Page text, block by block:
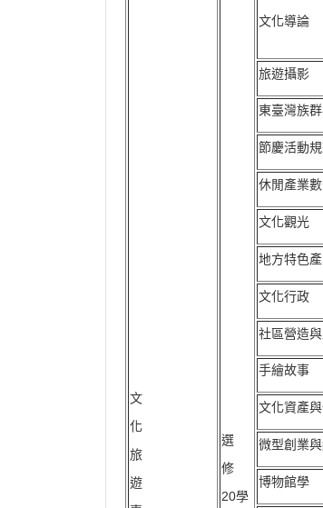
文
化
旅
遊
選
修
20學
文化導論
旅遊攝影
東臺灣族
節慶活動
休閒產業
文化觀光
地方特色
文化行政
社區營造
手繪故事
文化資產
微型創業
博物館學